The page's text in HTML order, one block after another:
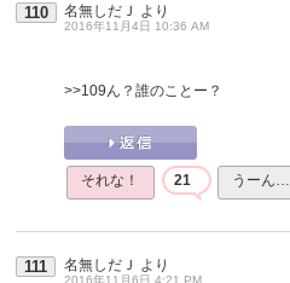
110 名無しだＪ より
2016年11月4日 10:36 AM
>>109ん？誰のことー？
それな！ 21 うーん…
111 名無しだＪ より
2016年11月6日 4:21 PM